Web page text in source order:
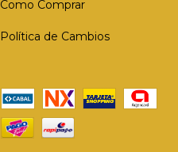
Como Comprar
Política de Cambios